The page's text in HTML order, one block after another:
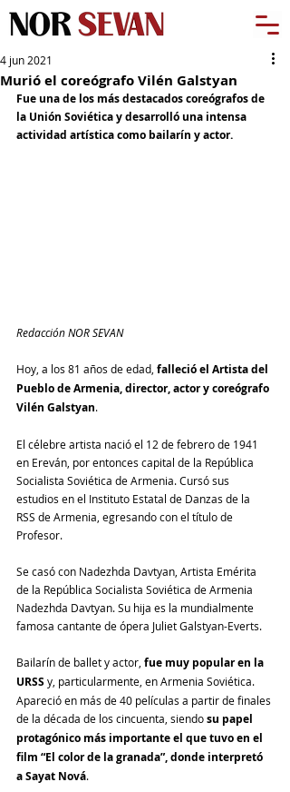
Murió el coreógrafo Vilén Galstyan
4 jun 2021
Fue una de los más destacados coreógrafos de
la Unión Soviética y desarrolló una intensa
actividad artística como bailarín y actor.
Redacción NOR SEVAN
Hoy, a los 81 años de edad, falleció el Artista del
Pueblo de Armenia, director, actor y coreógrafo
Vilén Galstyan.
El célebre artista nació el 12 de febrero de 1941
en Ereván, por entonces capital de la República
Socialista Soviética de Armenia. Cursó sus
estudios en el Instituto Estatal de Danzas de la
RSS de Armenia, egresando con el título de
Profesor.
Se casó con Nadezhda Davtyan, Artista Emérita
de la República Socialista Soviética de Armenia
Nadezhda Davtyan. Su hija es la mundialmente
famosa cantante de ópera Juliet Galstyan-Everts.
Bailarín de ballet y actor, fue muy popular en la
URSS y, particularmente, en Armenia Soviética.
Apareció en más de 40 películas a partir de finales
de la década de los cincuenta, siendo su papel
protagónico más importante el que tuvo en el
film “El color de la granada”, donde interpretó
a Sayat Nová.